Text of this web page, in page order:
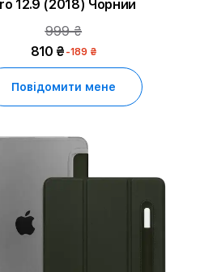
12.9 (2018) Чорний
999 ₴
810 ₴ -189 ₴
Повідомити мене